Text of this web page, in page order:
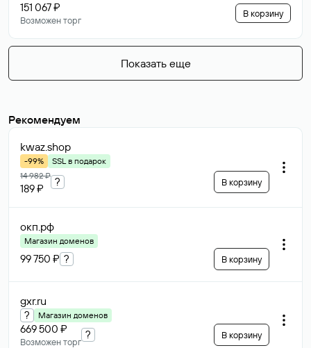
151 067 ₽
Возможен торг
В корзину
Показать еще
Рекомендуем
kwaz.shop
-99%
SSL в подарок
14 982 ₽
189 ₽
? В корзину
окп.рф
Магазин доменов
99 750 ₽ ? В корзину
gxr.ru
? Магазин доменов
669 500 ₽
Возможен торг
? В корзину